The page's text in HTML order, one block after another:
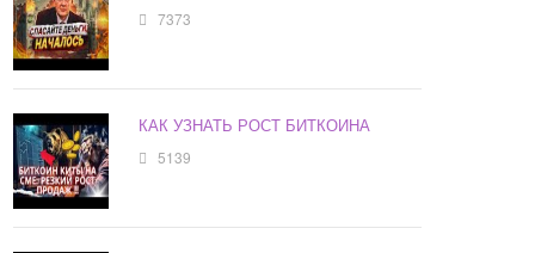
7373
КАК УЗНАТЬ РОСТ БИТКОИНА
5139